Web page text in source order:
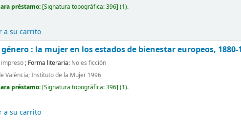
préstamo: [Signatura topográfica:396](1).
a su carrito
: la mujer en los estados de bienestar europeos, 1880-
impreso; Forma literaria: No es ficción
València; Instituto de la Mujer 1996
préstamo: [Signatura topográfica:396](1).
a su carrito